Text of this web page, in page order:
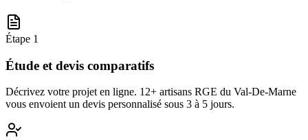
Étape 1
Étude et devis comparatifs
Décrivez votre projet en ligne. 12+ artisans RGE du Val-De-Marne
vous envoient un devis personnalisé sous 3 à 5 jours.